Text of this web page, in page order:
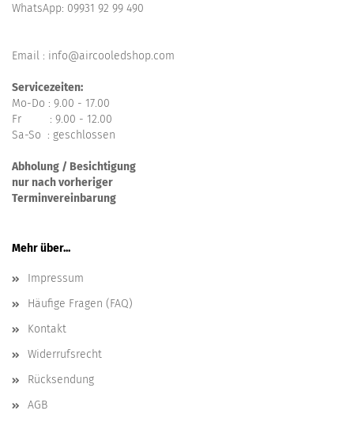
WhatsApp: 09931 92 99 490
Email : info@aircooledshop.com
Servicezeiten:
Mo-Do : 9.00 - 17.00
Fr : 9.00 - 12.00
Sa-So : geschlossen
Abholung / Besichtigung
nur nach vorheriger
Terminvereinbarung
Mehr über...
Impressum
Häufige Fragen (FAQ)
Kontakt
Widerrufsrecht
Rücksendung
AGB